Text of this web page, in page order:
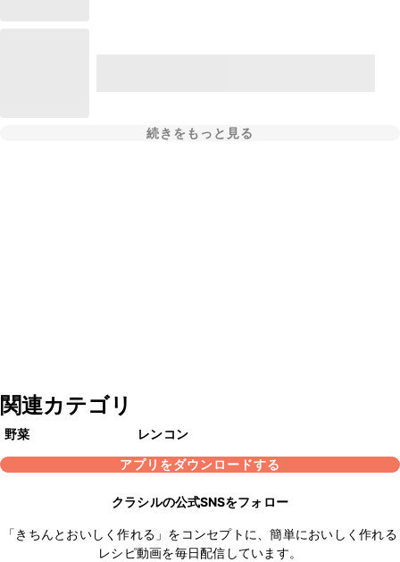
続きをもっと見る
関連カテゴリ
野菜
レンコン
アプリをダウンロードする
クラシルの公式SNSをフォロー
「きちんとおいしく作れる」をコンセプトに、簡単においしく作れる
レシピ動画を毎日配信しています。